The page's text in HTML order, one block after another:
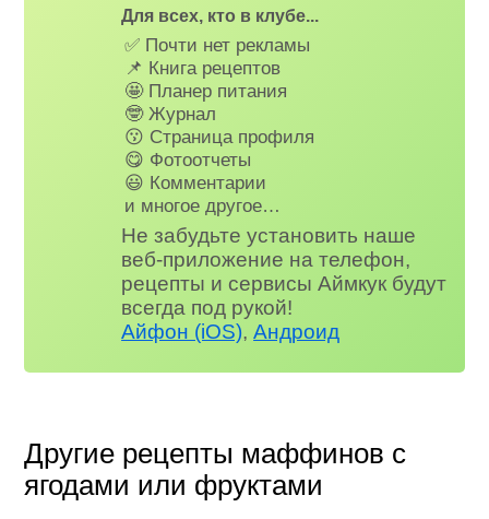
Для всех, кто в клубе...
✅ Почти нет рекламы
📌 Книга рецептов
🤩 Планер питания
🤓 Журнал
😗 Страница профиля
😋 Фотоотчеты
😃 Комментарии
и многое другое…
Не забудьте установить наше
веб-приложение на телефон,
рецепты и сервисы Аймкук будут
всегда под рукой!
Айфон (iOS),Андроид
Другие рецепты маффинов с
ягодами или фруктами